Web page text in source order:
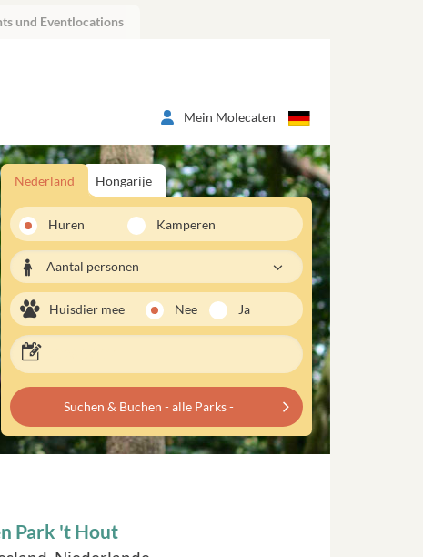
und Eventlocations
Mein Molecaten
Nederland Hongarije
Huren Kamperen
Aantal personen
Huisdier mee Nee Ja
Suchen & Buchen - alle Parks -
Park 't Hout